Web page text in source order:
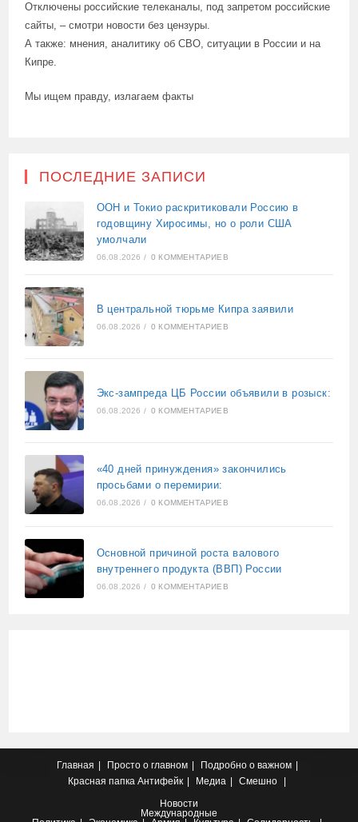
Отключены российские телеканалы, под запретом российские
сайты, – смотри новости без цензуры.
А также: мнения, аналитику об СВО, ситуации в России и на
Кипре.
Мы ищем правду, излагаем факты
ПОСЛЕДНИЕ ЗАПИСИ
ООН и Токио раскритиковали Россию в
годовщину Хиросимы, но о роли США
умолчали
06.08.2026 / 0 КОММЕНТАРИЕВ
В центральной тюрьме Кипра заявили
06.08.2026 / 0 КОММЕНТАРИЕВ
Экс-зампреда ЦБ России объявили в розыск:
06.08.2026 / 0 КОММЕНТАРИЕВ
«40 дней принуждения» закончились
просьбами о перемирии:
06.08.2026 / 0 КОММЕНТАРИЕВ
Основной причиной роста валового
внутреннего продукта (ВВП) России
06.08.2026 / 0 КОММЕНТАРИЕВ
Главная Просто о главном
Подробно о важном
Красная папка Антифейк Медиа
Смешно
Новости
Международные